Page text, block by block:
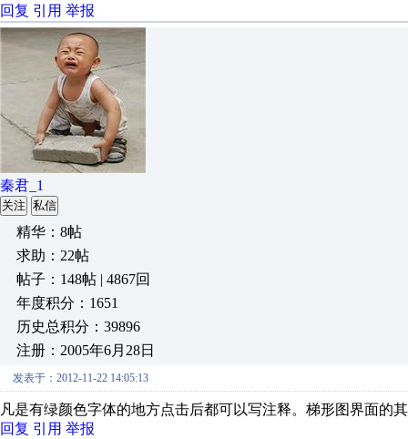
回复 引用 举报
秦君_1
关注 私信
精华：8帖
求助：22帖
帖子：148帖 | 4867回
年度积分：1651
历史总积分：39896
注册：2005年6月28日
发表于：2012-11-22 14:05:13
凡是有绿颜色字体的地方点击后都可以写注释。梯形图界面的
回复 引用 举报